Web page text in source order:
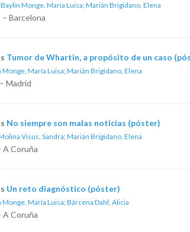
Monge, María Luisa; Marián Brigidano, Elena
Barcelona
Tumor de Whartin, a propósito de un caso
María Luisa; Marián Brigidano, Elena
Madrid
No siempre son malas noticias (póster)
Visus, Sandra; Marián Brigidano, Elena
A Coruña
Un reto diagnóstico (póster)
María Luisa; Bárcena Dahl, Alicia
A Coruña